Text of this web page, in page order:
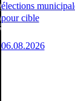
élections
pour cible
06.08.2026